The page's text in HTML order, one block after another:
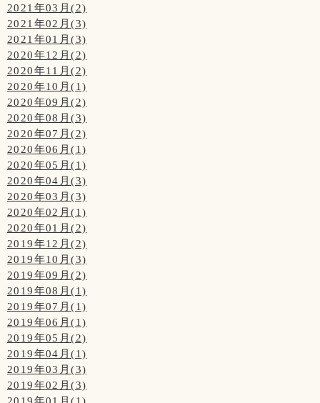
2021年03月(2)
2021年02月(3)
2021年01月(3)
2020年12月(2)
2020年11月(2)
2020年10月(1)
2020年09月(2)
2020年08月(3)
2020年07月(2)
2020年06月(1)
2020年05月(1)
2020年04月(3)
2020年03月(3)
2020年02月(1)
2020年01月(2)
2019年12月(2)
2019年10月(3)
2019年09月(2)
2019年08月(1)
2019年07月(1)
2019年06月(1)
2019年05月(2)
2019年04月(1)
2019年03月(3)
2019年02月(3)